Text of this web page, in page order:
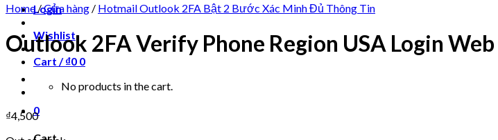
Login
Wishlist
Cart /₫0 0
No products in the cart.
0
Home /Cửa hàng / Hotmail Outlook 2FA Bật 2 Bước Xác Minh Đủ Thông Tin
Outlook 2FA Verify Phone Region USA Login
₫4,500